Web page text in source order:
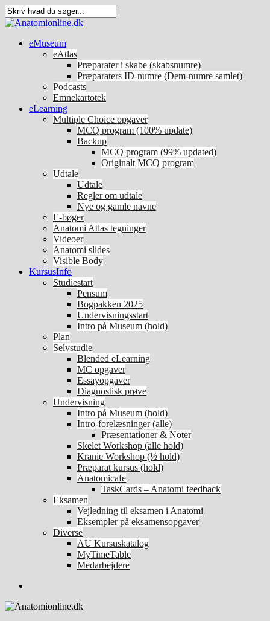
eMuseum
eAtlas
Præparater i skabe (skabsnumre)
Præparaters ID-numre (Dem-numre samlet)
Podcasts
Emnekartotek
eLearning
Multiple Choice opgaver
MCQ program (100% update)
Backup
MCQ program (99% updated)
Originalt MCQ program
Udtale
Udtale
Regler om udtale
Nye og gamle navne
E-bøger
Anatomi Atlas tegninger
Videoer
Anatomi slides
Visible Body
KursusInfo
Studiestart
Pensum
Bogpakken 2025
Undervisningsstart
Intro på Museum (hold)
Plan
Selvstudie
Blended eLearning
MC opgaver
Essayopgaver
Diagnostisk prøve
Undervisning
Intro på Museum (hold)
Intro-forelæsninger (alle)
Præsentationer & Noter
Skelet Workshop (alle hold)
Kranie Workshop (½ hold)
Præparat kursus (hold)
Anatomicafe
TaskCards – Anatomi feedback
Eksamen
Vejledning til eksamen i Anatomi
Eksempler på eksamensopgaver
Diverse
AU Kursuskatalog
MyTimeTable
Medarbejdere